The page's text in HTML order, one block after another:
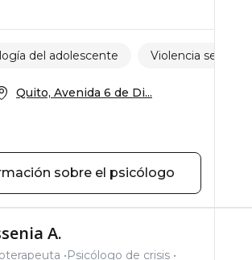
del adolescente Violencia sexual
Quito, Avenida 6 de Di...
sobre el psicólogo
A.
Psicólogo de crisis